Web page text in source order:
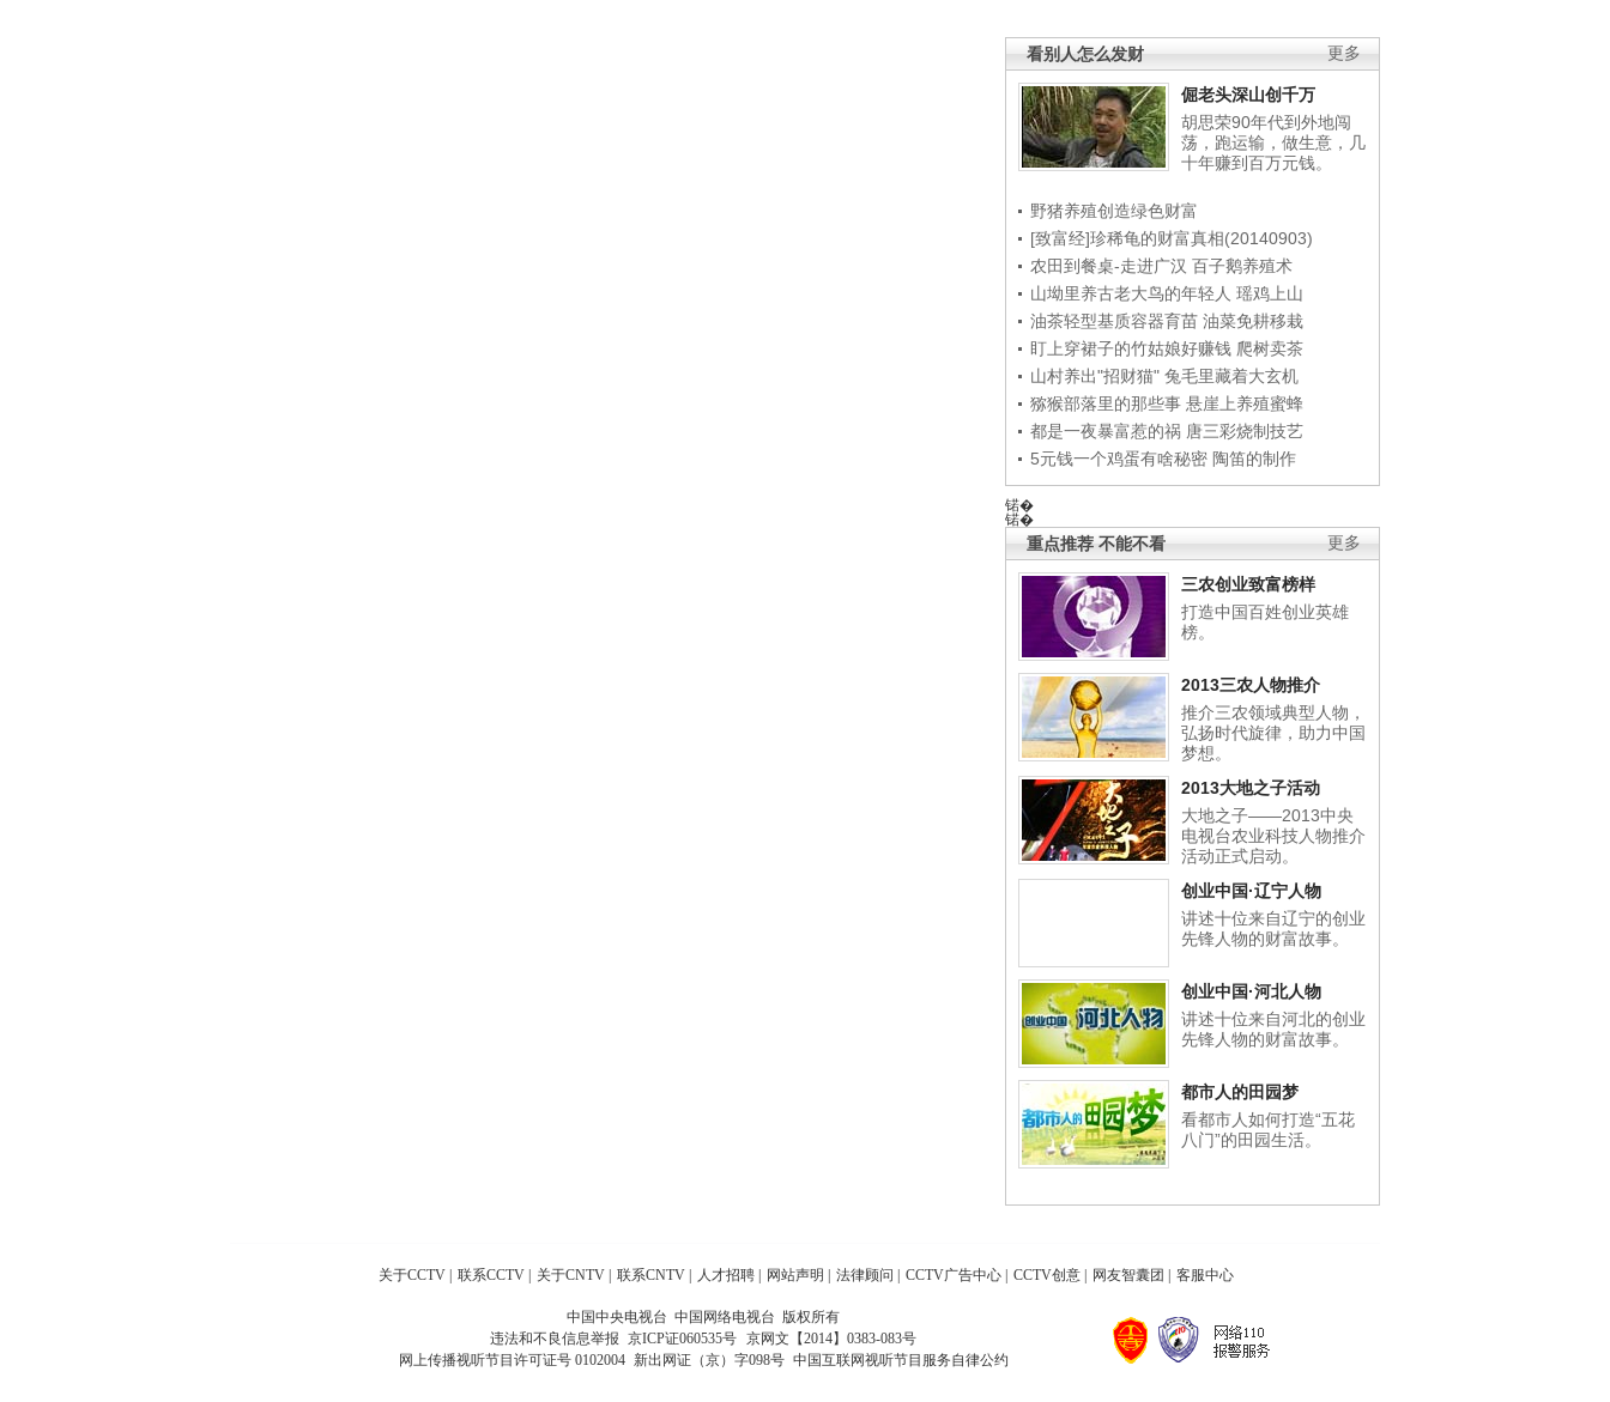
更多
看别人怎么发财
倔老头深山创千万
胡思荣90年代到外地闯
荡，跑运输，做生意，几
十年赚到百万元钱。
野猪养殖创造绿色财富
[致富经]珍稀龟的财富真相(20140903)
农田到餐桌-走进广汉 百子鹅养殖术
山坳里养古老大鸟的年轻人 瑶鸡上山
油茶轻型基质容器育苗 油菜免耕移栽
盯上穿裙子的竹姑娘好赚钱 爬树卖茶
山村养出"招财猫" 兔毛里藏着大玄机
猕猴部落里的那些事 悬崖上养殖蜜蜂
都是一夜暴富惹的祸 唐三彩烧制技艺
5元钱一个鸡蛋有啥秘密 陶笛的制作
锘�
锘�
更多
重点推荐 不能不看
三农创业致富榜样
打造中国百姓创业英雄
榜。
2013三农人物推介
推介三农领域典型人物，
弘扬时代旋律，助力中国
梦想。
2013大地之子活动
大地之子——2013中央
电视台农业科技人物推介
活动正式启动。
创业中国·辽宁人物
讲述十位来自辽宁的创业
先锋人物的财富故事。
创业中国·河北人物
讲述十位来自河北的创业
先锋人物的财富故事。
都市人的田园梦
看都市人如何打造“五花
八门”的田园生活。
关于CCTV 联系CCTV 关于CNTV 联系CNTV 人才招聘 网站声明 法律顾问 CCTV广告中心 CCTV创意 网友智囊团 客服中心
中国中央电视台 中国网络电视台 版权所有
违法和不良信息举报 京ICP证060535号
京网文【2014】0383-083号
网上传播视听节目许可证号 0102004 新出网证（京）字098号 中国互联网视听节目服务自律公约